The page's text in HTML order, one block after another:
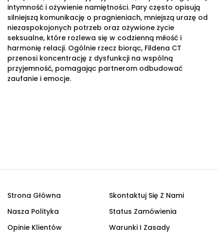
intymność i ożywienie namiętności. Pary często opisują
silniejszą komunikację o pragnieniach, mniejszą urazę od
niezaspokojonych potrzeb oraz ożywione życie
seksualne, które rozlewa się w codzienną miłość i
harmonię relacji. Ogólnie rzecz biorąc, Fildena CT
przenosi koncentrację z dysfunkcji na wspólną
przyjemność, pomagając partnerom odbudować
zaufanie i emocje.
Strona Główna
Skontaktuj Się Z Nami
Nasza Polityka
Status Zamówienia
Opinie Klientów
Warunki I Zasady